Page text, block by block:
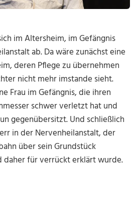
im Altersheim, im Gefängnis
ab. Da wäre zunächst eine
deren Pflege zu übernehmen
nicht mehr imstande sieht.
Frau im Gefängnis, die ihren
schwer verletzt hat und
gegenübersitzt. Und schließlich
in der Nervenheilanstalt, der
über sein Grundstück
für verrückt erklärt wurde.